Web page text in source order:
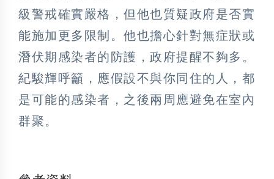
級警戒確實嚴格，但他也質疑政府是否實
能施加更多限制。他也擔心針對無症狀或
潛伏期感染者的防護，政府提醒不夠多。
紀駿輝呼籲，應假設不與你同住的人，都
是可能的感染者，之後兩周應避免在室內
群聚。